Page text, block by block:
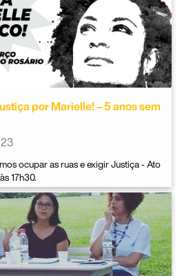
por Marielle! – 5 anos sem
ocupar as ruas e exigir Justiça - Ato
17h30.